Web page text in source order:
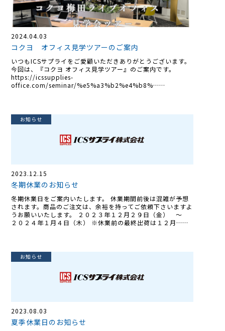
2024.04.03
コクヨ オフィス見学ツアーのご案内
いつもICSサプライをご愛顧いただきありがとうございます。
今回は、『コクヨ オフィス見学ツアー』のご案内です。
https://icssupplies-
office.com/seminar/%e5%a3%b2%e4%b8%……
お知らせ
2023.12.15
冬期休業のお知らせ
冬期休業日をご案内いたします。 休業期間前後は混雑が予想
されます。商品のご注文は、余裕を持ってご依頼下さいますよ
うお願いいたします。 ２０２３年１２月２９日（金） ～
２０２４年１月４日（木） ※休業前の最終出荷は１２月……
お知らせ
2023.08.03
夏季休業日のお知らせ